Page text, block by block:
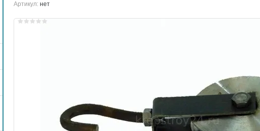
Артикул: нет